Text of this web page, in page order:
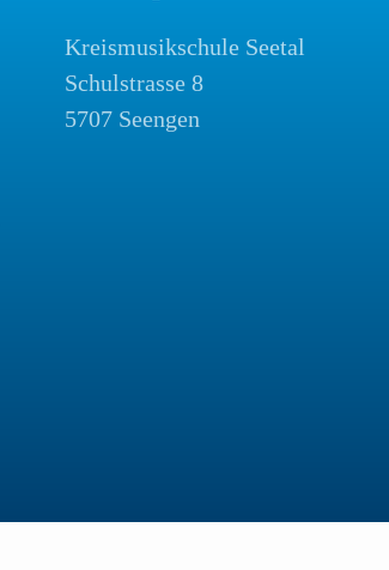
Kreismusikschule Seetal
Schulstrasse 8
5707 Seengen